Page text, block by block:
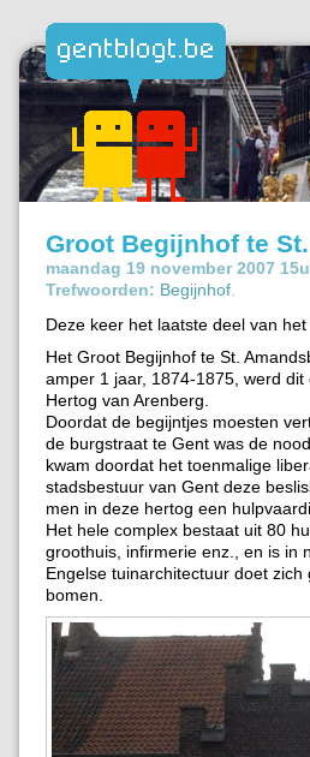
Groot Begijnhof te
maandag 19 november 2007
Trefwoorden: Begijnhof
Deze keer het laatste deel van
Het Groot Begijnhof te St.
amper 1 jaar, 1874-1875, werd
Hertog van Arenberg.
Doordat de begijntjes moesten
de burgstraat te Gent was de
kwam doordat het toenmalige
stadsbestuur van Gent deze
men in deze hertog een
Het hele complex bestaat uit 80
groothuis, infirmerie enz., en is in
Engelse tuinarchitectuur doet
bomen.